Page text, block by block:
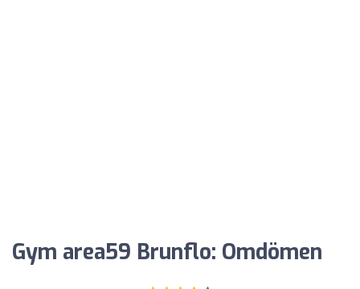
Gym area59 Brunflo: Omdömen